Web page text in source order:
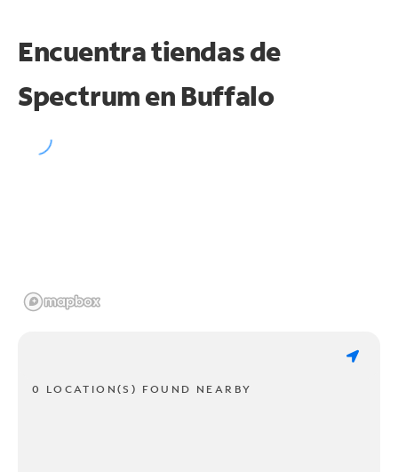
Encuentra tiendas de
Spectrum en Buffalo
0 LOCATION(S) FOUND NEARBY